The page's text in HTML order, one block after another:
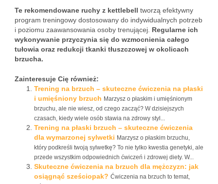
Te rekomendowane ruchy z kettlebell tworzą efektywny
program treningowy dostosowany do indywidualnych potrzeb
i poziomu zaawansowania osoby trenującej. Regularne ich
wykonywanie przyczynia się do wzmocnienia całego
tułowia oraz redukcji tkanki tłuszczowej w okolicach
brzucha.
Zainteresuje Cię również:
Trening na brzuch – skuteczne ćwiczenia na płaski
i umięśniony brzuch Marzysz o płaskim i umięśnionym
brzuchu, ale nie wiesz, od czego zacząć? W dzisiejszych
czasach, kiedy wiele osób stawia na zdrowy styl...
Trening na płaski brzuch – skuteczne ćwiczenia
dla wymarzonej sylwetki Marzysz o płaskim brzuchu,
który podkreśli twoją sylwetkę? To nie tylko kwestia genetyki, ale
przede wszystkim odpowiednich ćwiczeń i zdrowej diety. W...
Skuteczne ćwiczenia na brzuch dla mężczyzn: jak
osiągnąć sześciopak? Ćwiczenia na brzuch to temat,